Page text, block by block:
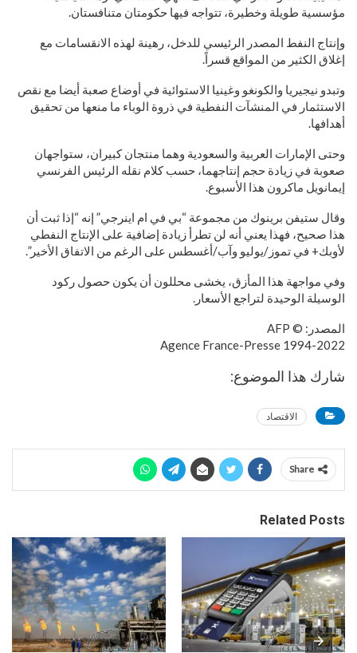
مؤسسية طويلة وخطيرة، تتواجه فيها حكومتان متنافستان.
وإنتاج النفط المصدر الرئيسي للدخل، رهينة لهذه الانقسامات مع
إغلاق الكثير من المواقع قسراً.
وتبدو نيجيريا والكونغو وغينيا الاستوائية في أوضاع صعبة أيضا مع نقص
الاستثمار في المنشآت النفطية في ذروة الوباء ما منعها من تحقيق
أهدافها.
وحتى الإمارات العربية والسعودية وهما منتجان كبيران، ستواجهان
صعوبة في زيادة حجم إنتاجهما، حسب كلام نقله الرئيس الفرنسي
إيمانويل ماكرون هذا الأسبوع.
وقال ستيفن برينوك من مجموعة “بي في ام اينرجي” إنه “إذا ثبت أن
هذا صحيح، فهذا يعني أنه لن تطرأ زيادة إضافية على الإنتاج النفطي
لأوبك+ في تموز/يوليو وآب/أغسطس على الرغم من الاتفاق الأخير”.
وفي مواجهة هذا المأزق، يخشى محللون أن يكون حصول ركود
الوسيلة الوحيدة لتراجع الأسعار.
المصدر: © AFP
1994-2022 Agence France-Presse
شارك هذا الموضوع:
الاقتصاد
Share
Related Posts